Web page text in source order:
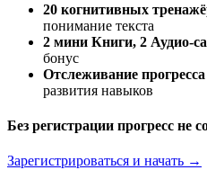
20 когнитивных
понимание текста
2 мини Книги, 2 Аудио-
бонус
Отслеживание прогресса
развития навыков
Без регистрации прогресс не
Зарегистрироваться и начать →